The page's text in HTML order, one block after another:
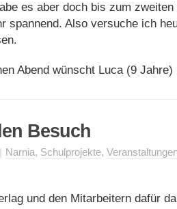
es aber doch bis zum
spannend. Also versuche ich
Abend wünscht Luca (9 Jahre)
Besuch
| Narnia, Schulprojekte,
und den Mitarbeitern dafür